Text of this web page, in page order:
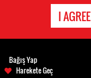
I AGREE
Bağış Yap
Harekete Geç